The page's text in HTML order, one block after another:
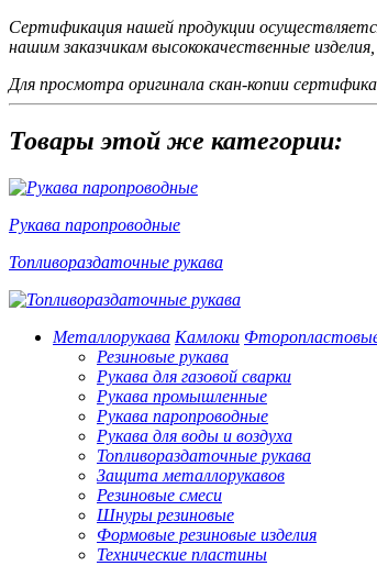
Сертификация нашей продукции
нашим заказчикам высококачественные
Для просмотра оригинала скан-копии
Товары этой же категории:
Рукава паропроводные
Топливораздаточные рукава
Металлорукава Камлоки
Резиновые рукава
Рукава для газовой сварки
Рукава промышленные
Рукава паропроводные
Рукава для воды и воздуха
Топливораздаточные рукава
Защита металлорукавов
Резиновые смеси
Шнуры резиновые
Формовые резиновые изделия
Технические пластины